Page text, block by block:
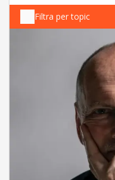
Filtra per topic